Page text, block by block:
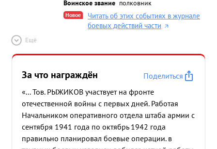
Воинское звание полковник
Новое
Читать об этих событиях в журнале
боевых действий части
Ещё
За что награждён
Поделиться
«... Тов. РЫЖИКОВ участвует на фронте
отечественной войны с первых дней. Работая
Начальником оперативного отдела штаба армии с
сентября 1941 года по октябрь 1942 года
правильно планировал боевые операции. в